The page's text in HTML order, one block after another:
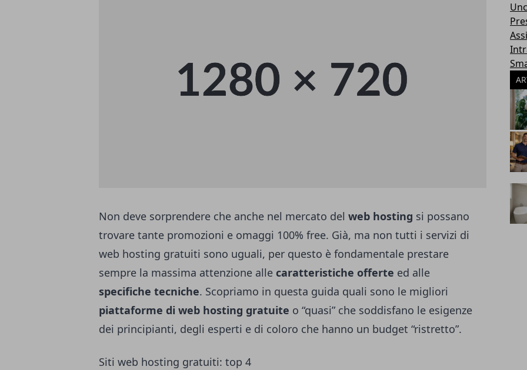
Non deve sorprendere che anche nel mercato del web hosting si possano
trovare tante promozioni e omaggi 100% free. Già, ma non tutti i servizi di
web hosting gratuiti sono uguali, per questo è fondamentale prestare
sempre la massima attenzione alle caratteristiche offerte ed alle
specifiche tecniche. Scopriamo in questa guida quali sono le migliori
piattaforme di web hosting gratuite o “quasi” che soddisfano le esigenze
dei principianti, degli esperti e di coloro che hanno un budget “ristretto”.
Siti web hosting gratuiti: top 4